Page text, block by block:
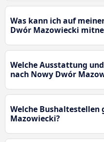
Was kann ich auf
Dwór Mazowiecki
Welche Ausstattung
nach Nowy Dwór
Welche
Mazowiecki?